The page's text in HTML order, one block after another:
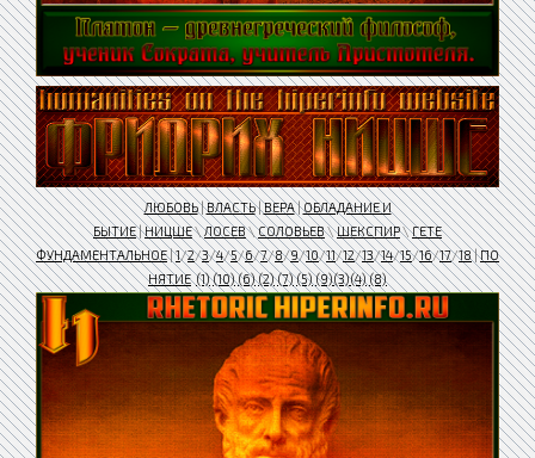
ЛЮБОВЬ|ВЛАСТЬ|ВЕРА|ОБЛАДАНИЕ И
БЫТИЕ|НИЦШЕ\ЛОСЕВ\СОЛОВЬЕВ\ШЕКСПИР\ГЕТЕ
ФУНДАМЕНТАЛЬНОЕ|1/2/3/4/5/6/7/8/9/10/11/12/13/14/15/16/17/18|ПО
НЯТИЕ (1)(10)(6)(2)(7)(5)(9)(3)(4)(8)